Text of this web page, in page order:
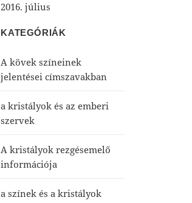
2016. július
KATEGÓRIÁK
A kövek színeinek
jelentései címszavakban
a kristályok és az emberi
szervek
A kristályok rezgésemelő
információja
a színek és a kristályok